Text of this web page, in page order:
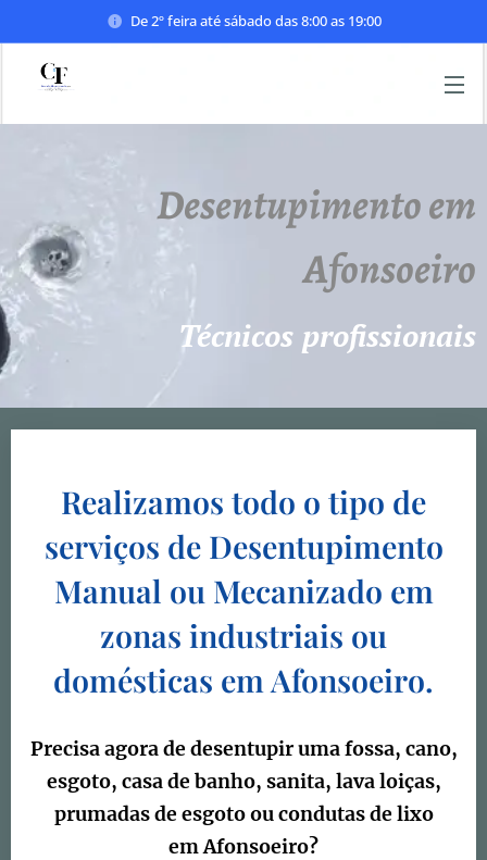
De 2º feira até sábado das 8:00 as 19:00
Desentupimento em
Afonsoeiro
Técnicos profissionais
Realizamos todo o tipo de
serviços de Desentupimento
Manual ou Mecanizado em
zonas industriais ou
domésticas em Afonsoeiro.
Precisa agora de desentupir uma fossa, cano,
esgoto, casa de banho, sanita, lava loiças,
prumadas de esgoto ou condutas de lixo
emAfonsoeiro?